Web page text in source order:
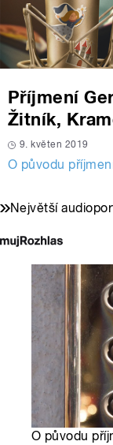
Příjmení
Žitník,
9. květen 2019
O původu
Největší
O původu